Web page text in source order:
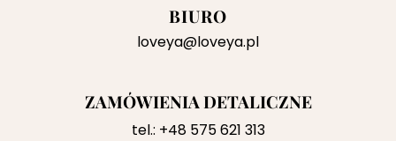
BIURO
loveya@loveya.pl
ZAMÓWIENIA DETALICZNE
tel.: +48 575 621 313